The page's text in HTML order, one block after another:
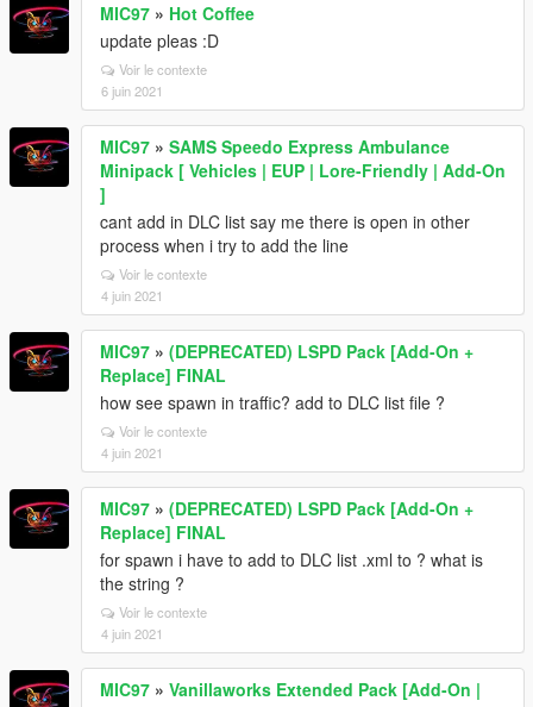
MIC97 » Hot Coffee
update pleas :D
Voir le contexte
6 juin 2021
MIC97 » SAMS Speedo Express Ambulance
Minipack [ Vehicles | EUP | Lore-Friendly | Add-On
]
cant add in DLC list say me there is open in other
process when i try to add the line
Voir le contexte
4 juin 2021
MIC97 » (DEPRECATED) LSPD Pack [Add-On +
Replace] FINAL
how see spawn in traffic? add to DLC list file ?
Voir le contexte
4 juin 2021
MIC97 » (DEPRECATED) LSPD Pack [Add-On +
Replace] FINAL
for spawn i have to add to DLC list .xml to ? what is
the string ?
Voir le contexte
4 juin 2021
MIC97 » Vanillaworks Extended Pack [Add-On |